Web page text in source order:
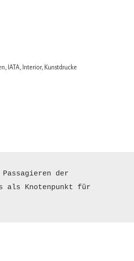
, IATA, Interior, Kunstdrucke
der
als Knotenpunkt für